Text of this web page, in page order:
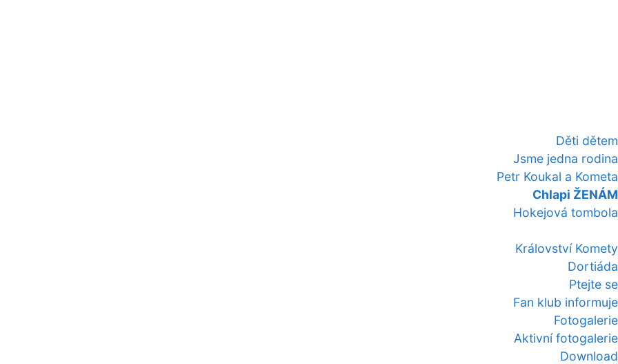
Děti dětem
Jsme jedna rodina
Petr Koukal a Kometa
Chlapi ŽENÁM
Hokejová tombola
Království Komety
Dortiáda
Ptejte se
Fan klub informuje
Fotogalerie
Aktivní fotogalerie
Download